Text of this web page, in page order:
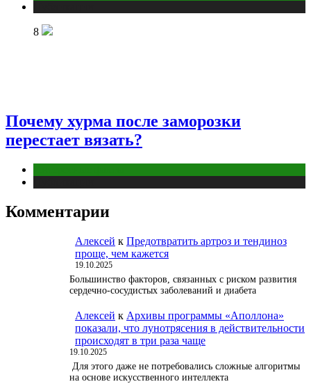
8
Почему хурма после заморозки
перестает вязать?
Комментарии
Алексей к Предотвратить артроз и тендиноз
проще, чем кажется
19.10.2025
Большинство факторов, связанных с риском развития
сердечно-сосудистых заболеваний и диабета
Алексей к Архивы программы «Аполлона»
показали, что лунотрясения в действительности
происходят в три раза чаще
19.10.2025
Для этого даже не потребовались сложные алгоритмы
на основе искусственного интеллекта